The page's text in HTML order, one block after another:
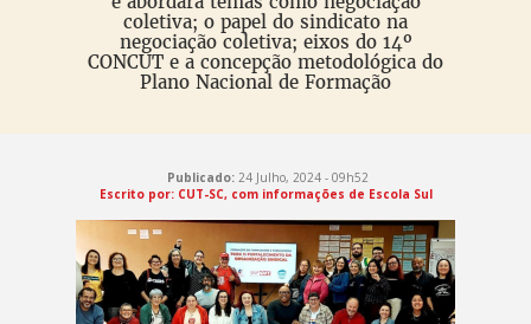
coletiva; o papel do sindicato na
negociação coletiva; eixos do 14º
CONCUT e a concepção metodológica do
Plano Nacional de Formação
Publicado:24 Julho, 2024 - 09h52
Escrito por: CUT-SC, com informações de Escola Sul